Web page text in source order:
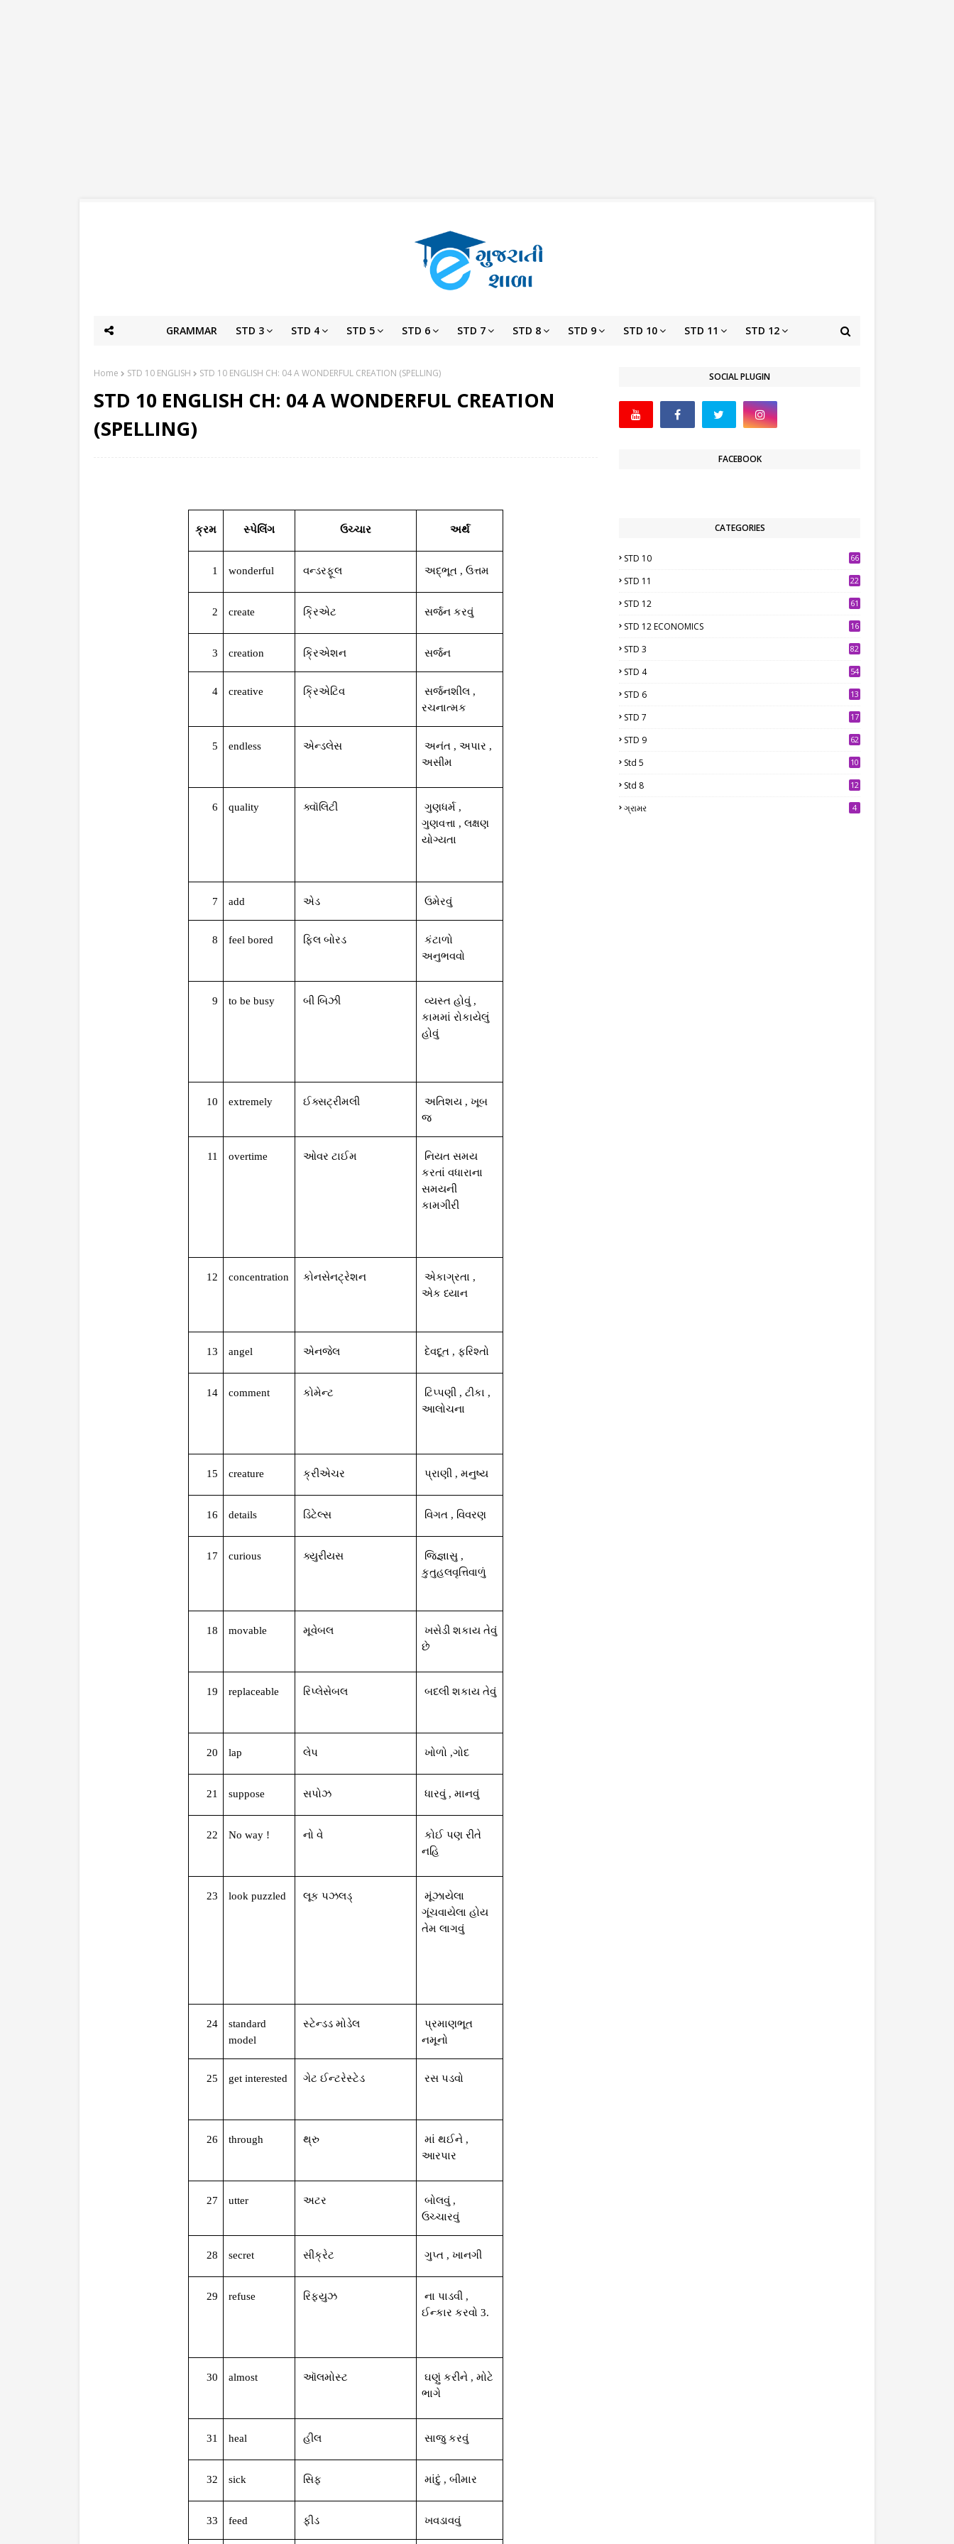
GRAMMAR STD 3 STD 4 STD 5 STD 6 STD 7 STD 8 STD 9 STD 10 STD 11 STD 12
Home STD 10 ENGLISH STD 10 ENGLISH CH: 04 A WONDERFUL CREATION (SPELLING)
STD 10 ENGLISH CH: 04 A WONDERFUL CREATION
(SPELLING)
ક્રમ સ્પેલિંગ ઉચ્ચાર અર્થ
1 wonderful વન્ડરફૂલ અદ્ભૂત ,ઉત્તમ
2 create ક્રિએટ સર્જન કરવું
3 creation ક્રિએશન સર્જન
4 creative ક્રિએટિવ સર્જનશીલ ,
રચનાત્મક
5 endless એન્ડલેસ અનંત ,અપાર ,
અસીમ
6 quality ક્વૉલિટી ગુણધર્મ ,
ગુણવત્તા ,લક્ષણ
યોગ્યતા
7 add એડ ઉમેરવું
8 feel bored ફિલ બોરડ
કંટાળો
અનુભવવો
9 to be busy બી બિઝી વ્યસ્ત હોવું ,
કામમાં રોકાયેલું
હોવું
10 extremely ઈક્સટ્રીમલી અતિશય ,ખૂબ
જ
11 overtime ઓવર ટાઈમ નિયત સમય
કરતાં વધારાના
સમયની
કામગીરી
12 concentration કોનસેનટ્રેશન એકાગ્રતા ,
એક ધ્યાન
13 angel એનજેલ દેવદૂત ,ફરિશ્તો
14 comment કોમેન્ટ ટિપ્પણી ,ટીકા ,
આલોચના
15 creature ક્રીએચર પ્રાણી ,મનુષ્ય
16 details ડિટેલ્સ વિગત , વિવરણ
17 curious ક્યુરીયસ જિજ્ઞાસુ ,
કુતુહલવૃત્તિવાળું
18 movable મૂવેબલ ખસેડી શકાય તેવું
છે
19 replaceable રિપ્લેસેબલ બદલી શકાય તેવું
20 lap લેપ ખોળો ,ગોદ
21 suppose સપોઝ ધારવું ,માનવું
22 No way ! નો વે કોઈ પણ રીતે
નહિ
23 look puzzled લૂક પઝલડ્
મૂંઝાયેલા
ગૂંચવાયેલા હોય
તેમ લાગવું
24
standard
model
સ્ટેન્ડડ મોડેલ
પ્રમાણભૂત
નમૂનો
25 get interested ગેટ ઈન્ટરેસ્ટેડ રસ પડવો
26 through થ્રુ માં થઈને ,
આરપાર
27 utter અટર બોલવું ,
ઉચ્ચારવું
28 secret સીક્રેટ ગુપ્ત ,ખાનગી
29 refuse રિફ્યુઝ ના પાડવી ,
ઈન્કાર કરવો 3.
30 almost ઑલમોસ્ટ ઘણું કરીને ,મોટે
ભાગે
31 heal હીલ સાજુ કરવું
32 sick સિફ માંદું ,બીમાર
33 feed ફીડ ખવડાવવું
SOCIAL PLUGIN
FACEBOOK
CATEGORIES
STD 10 66
STD 11 22
STD 12 61
STD 12 ECONOMICS 16
STD 3 82
STD 4 54
STD 6
13
STD 7
17
STD 9 62
Std 5
10
Std 8
12
ગ્રામર 4